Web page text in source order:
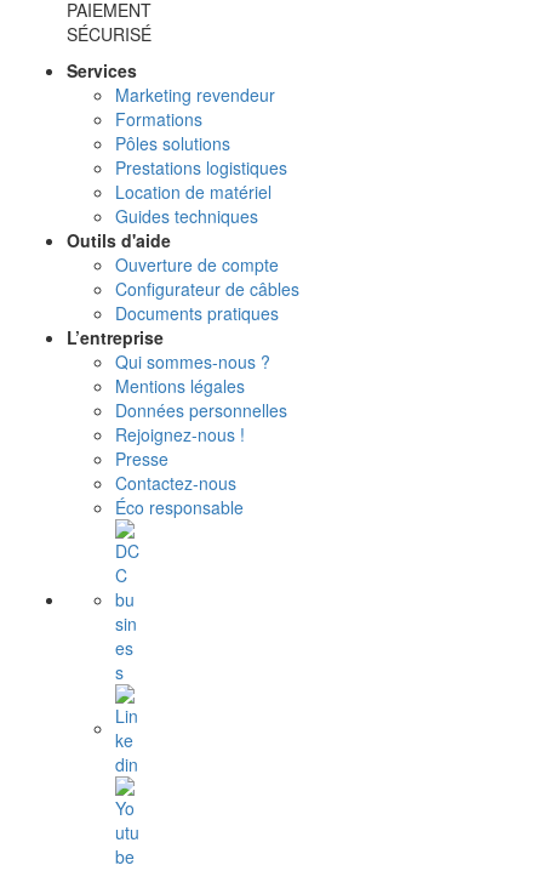
PAIEMENT
SÉCURISÉ
Services
Marketing revendeur
Formations
Pôles solutions
Prestations logistiques
Location de matériel
Guides techniques
Outils d'aide
Ouverture de compte
Configurateur de câbles
Documents pratiques
L’entreprise
Qui sommes-nous ?
Mentions légales
Données personnelles
Rejoignez-nous !
Presse
Contactez-nous
Éco responsable